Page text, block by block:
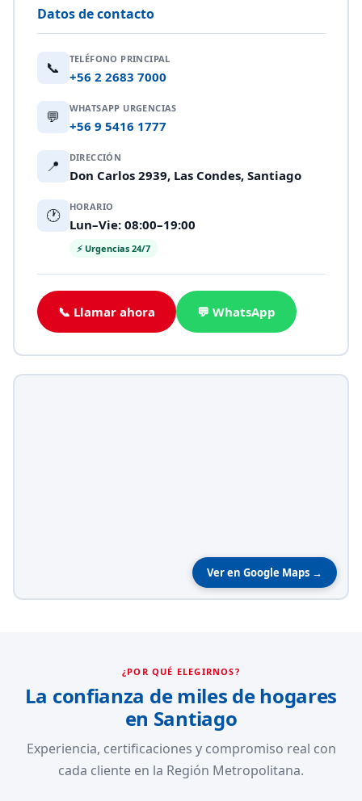
Datos de contacto
📞 TELÉFONO PRINCIPAL
+56 2 2683 7000
💬 WHATSAPP URGENCIAS
+56 9 5416 1777
📍 DIRECCIÓN
Don Carlos 2939, Las Condes, Santiago
🕐 HORARIO
Lun–Vie: 08:00–19:00
⚡ Urgencias 24/7
📞 Llamar ahora 💬 WhatsApp
Ver en Google Maps →
¿POR QUÉ ELEGIRNOS?
La confianza de miles de hogares
en Santiago
Experiencia, certificaciones y compromiso real con
cada cliente en la Región Metropolitana.